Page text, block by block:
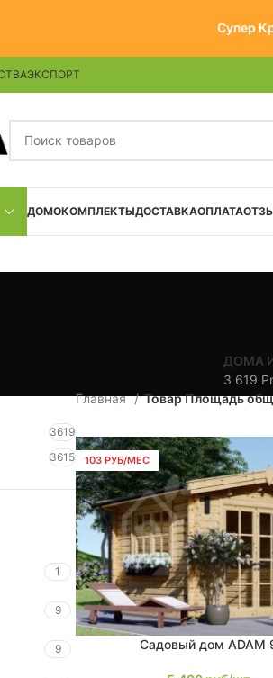
Супер
ЭКСПОРТ
ДОМОКОМПЛЕКТЫДОСТАВКАОПЛАТА
ДОМА
3 619
3619
3615
1
9
9
Главная Товар Площадь
103 РУБ/МЕС
В КОРЗИНУСадовый дом ADAM